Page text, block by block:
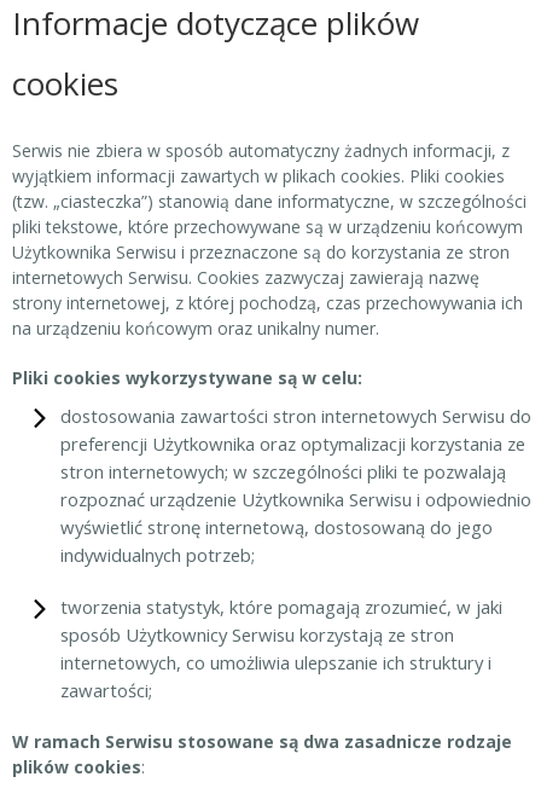
Informacje dotyczące plików
cookies
Serwis nie zbiera w sposób automatyczny żadnych informacji, z
wyjątkiem informacji zawartych w plikach cookies. Pliki cookies
(tzw. „ciasteczka”) stanowią dane informatyczne, w szczególności
pliki tekstowe, które przechowywane są w urządzeniu końcowym
Użytkownika Serwisu i przeznaczone są do korzystania ze stron
internetowych Serwisu. Cookies zazwyczaj zawierają nazwę
strony internetowej, z której pochodzą, czas przechowywania ich
na urządzeniu końcowym oraz unikalny numer.
Pliki cookies wykorzystywane są w celu:
dostosowania zawartości stron internetowych Serwisu do
preferencji Użytkownika oraz optymalizacji korzystania ze
stron internetowych; w szczególności pliki te pozwalają
rozpoznać urządzenie Użytkownika Serwisu i odpowiednio
wyświetlić stronę internetową, dostosowaną do jego
indywidualnych potrzeb;
tworzenia statystyk, które pomagają zrozumieć, w jaki
sposób Użytkownicy Serwisu korzystają ze stron
internetowych, co umożliwia ulepszanie ich struktury i
zawartości;
W ramach Serwisu stosowane są dwa zasadnicze rodzaje
plików cookies: